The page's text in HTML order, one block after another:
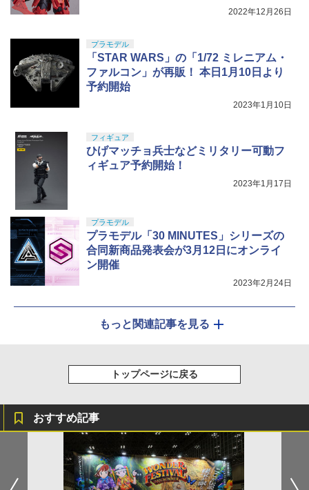
2022年12月26日
プラモデル
「STAR WARS」の「1/72 ミレニアム・
ファルコン」が再販！ 本日1月10日より
予約開始
2023年1月10日
フィギュア
ひげマッチョ兵士などミリタリー可動フ
ィギュア予約開始！
2023年1月17日
プラモデル
プラモデル「30 MINUTES」シリーズの
合同新商品発表会が3月12日にオンライ
ン開催
2023年2月24日
もっと関連記事を見る
トップページに戻る
おすすめ記事